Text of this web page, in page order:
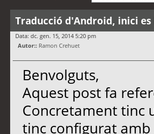
Traducció d'Android, inici es
Data: dc. gen. 15, 2014 5:20 pm
Autor:: Ramon Crehuet
Benvolguts,
Aquest post fa
Concretament tinc
tinc configurat